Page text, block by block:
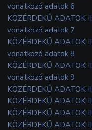
vonatkozó adatok 6
KÖZÉRDEKŰ ADATOK
vonatkozó adatok 7
KÖZÉRDEKŰ ADATOK
vonatkozó adatok 8
KÖZÉRDEKŰ ADATOK
vonatkozó adatok 9
KÖZÉRDEKŰ ADATOK
KÖZÉRDEKŰ ADATOK
KÖZÉRDEKŰ ADATOK
KÖZÉRDEKŰ ADATOK